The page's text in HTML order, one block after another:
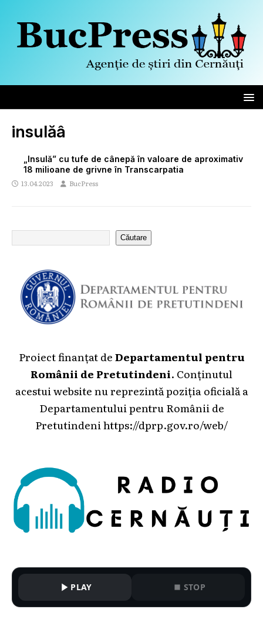
insulăâ
„Insulă” cu tufe de cânepă în valoare de aproximativ
18 milioane de grivne în Transcarpatia
13.04.2023 BucPress
Căutare
Proiect finanțat deDepartamentul pentru
Românii de Pretutindeni. Conținutul
acestui website nu reprezintă poziția oficială a
Departamentului pentru Românii de
Pretutindeni https://dprp.gov.ro/web/
PLAY STOP